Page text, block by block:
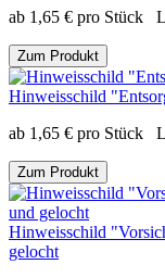
ab 1,65 € pro Stück
Zum Produkt
Hinweisschild
ab 1,65 € pro Stück
Zum Produkt
Hinweisschild
gelocht